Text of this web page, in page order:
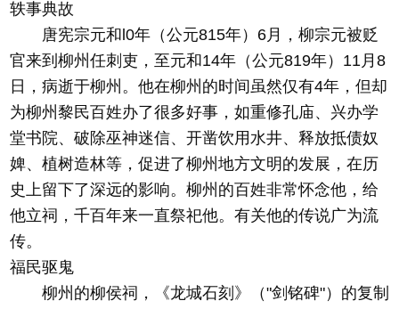
轶事典故
唐宪宗元和l0年（公元815年）6月，柳宗元被贬
官来到柳州任刺吏，至元和14年（公元819年）11月8
日，病逝于柳州。他在柳州的时间虽然仅有4年，但却
为柳州黎民百姓办了很多好事，如重修孔庙、兴办学
堂书院、破除巫神迷信、开凿饮用水井、释放抵债奴
婢、植树造林等，促进了柳州地方文明的发展，在历
史上留下了深远的影响。柳州的百姓非常怀念他，给
他立祠，千百年来一直祭祀他。有关他的传说广为流
传。
福民驱鬼
柳州的柳侯祠，《龙城石刻》（"剑铭碑"）的复制